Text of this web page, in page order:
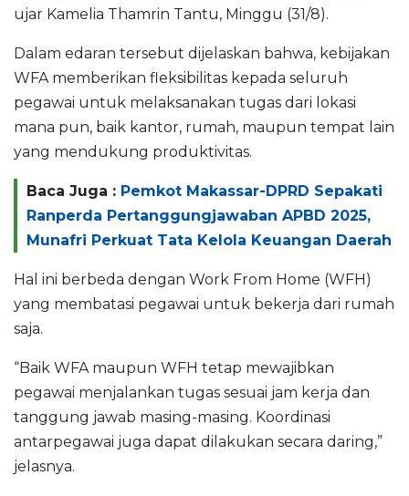
ujar Kamelia Thamrin Tantu, Minggu (31/8).
Dalam edaran tersebut dijelaskan bahwa, kebijakan
WFA memberikan fleksibilitas kepada seluruh
pegawai untuk melaksanakan tugas dari lokasi
mana pun, baik kantor, rumah, maupun tempat lain
yang mendukung produktivitas.
Baca Juga : Pemkot Makassar-DPRD Sepakati
Ranperda Pertanggungjawaban APBD 2025,
Munafri Perkuat Tata Kelola Keuangan Daerah
Hal ini berbeda dengan Work From Home (WFH)
yang membatasi pegawai untuk bekerja dari rumah
saja.
“Baik WFA maupun WFH tetap mewajibkan
pegawai menjalankan tugas sesuai jam kerja dan
tanggung jawab masing-masing. Koordinasi
antarpegawai juga dapat dilakukan secara daring,”
jelasnya.